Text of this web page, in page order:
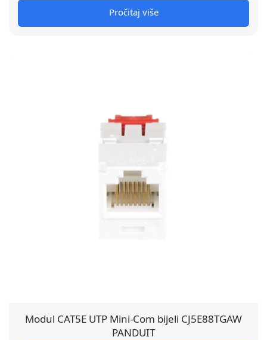
Pročitaj više
Modul CAT5E UTP Mini-Com bijeli CJ5E88TGAW
PANDUIT